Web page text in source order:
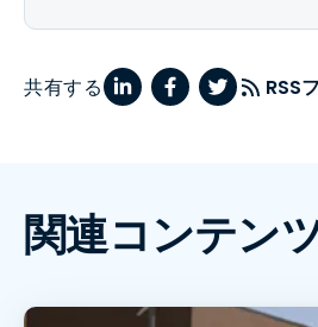
共有する RSS
関連コンテン